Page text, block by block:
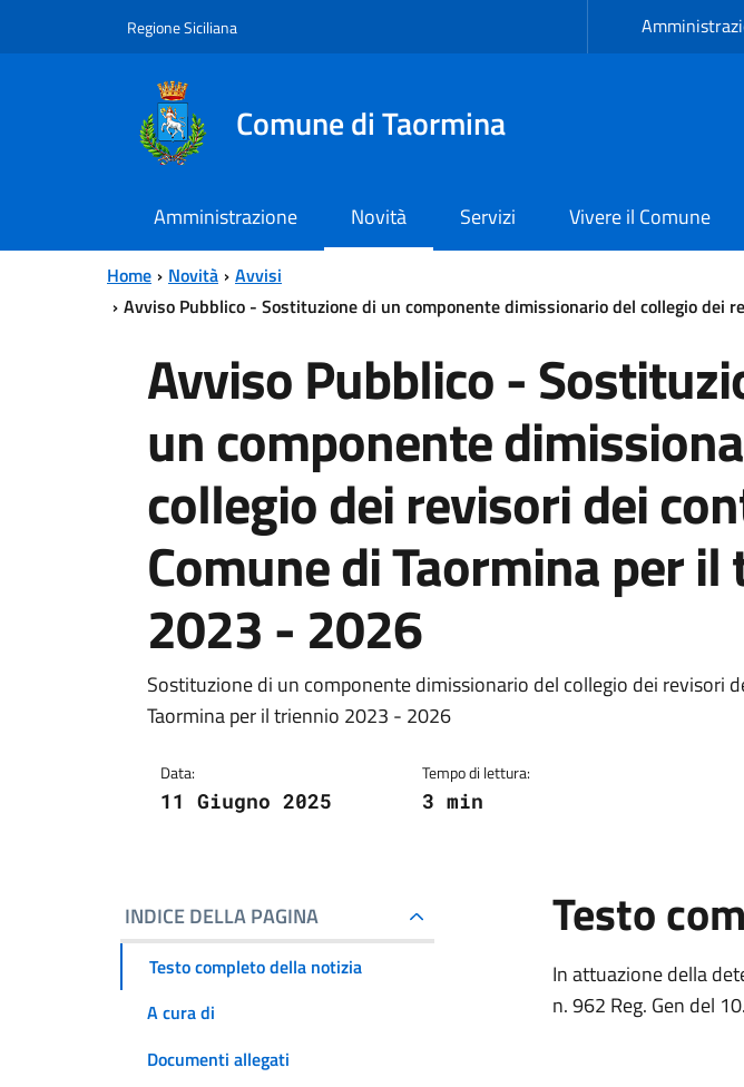
Regione Siciliana
Comune di Taormina
Amministrazione Novità Servizi Vivere il Comune
Home Novità
Avvisi
Avviso Pubblico - Sostituzione di un componente dimissionario del collegio
Avviso Pubblico -
un componente
collegio dei revisori dei
Comune di Taormina per
2023 - 2026
Sostituzione di un componente dimissionario del collegio dei revisori
Taormina per il triennio 2023 - 2026
Data:
11 Giugno 2025
Tempo di lettura:
3 min
INDICE DELLA PAGINA
Testo completo della notizia
A cura di
Documenti allegati
Testo
In attuazione della
n. 962 Reg. Gen del